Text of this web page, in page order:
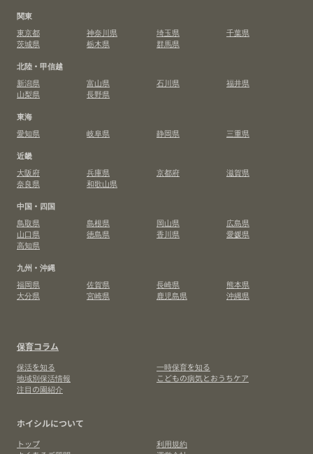
関東
東京都
神奈川県 埼玉県
千葉県
茨城県
栃木県
群馬県
北陸・甲信越
新潟県
富山県 石川県
福井県
山梨県
長野県
東海
愛知県
岐阜県 静岡県
三重県
近畿
大阪府
兵庫県 京都府
滋賀県
奈良県
和歌山県
中国・四国
鳥取県
島根県 岡山県
広島県
山口県
徳島県 香川県
愛媛県
高知県
九州・沖縄
福岡県
佐賀県 長崎県
熊本県
大分県
宮崎県 鹿児島県 沖縄県
保育コラム
保活を知る
一時保育を知る
地域別保活情報
こどもの病気とおうちケア
注目の園紹介
ホイシルについて
トップ
利用規約